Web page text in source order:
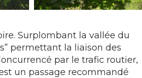
Surplombant la vallée du
permettant la liaison des
par le trafic routier,
un passage recommandé